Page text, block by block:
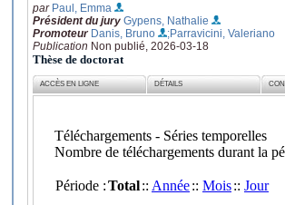
par Paul, Emma
Président du jury Gypens, Nathalie
Promoteur Danis, Bruno
;Parravicini, Valeriano
Publication Non publié, 2026-03-18
Thèse de doctorat
ACCÈS EN LIGNE DÉTAILS